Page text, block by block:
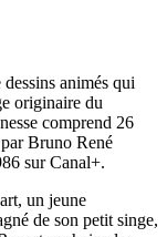
animés qui
originaire du
comprend 26
Bruno René
sur Canal+.
un jeune
de son petit singe,